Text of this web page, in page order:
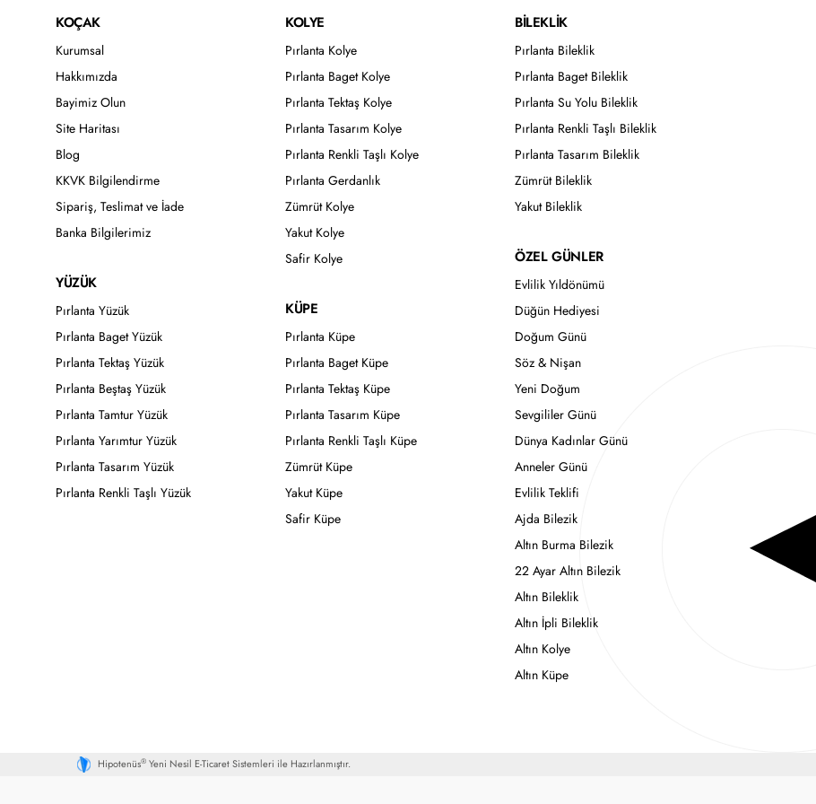
KOÇAK
Kurumsal
Hakkımızda
Bayimiz Olun
Site Haritası
Blog
KKVK Bilgilendirme
Sipariş, Teslimat ve İade
Banka Bilgilerimiz
YÜZÜK
Pırlanta Yüzük
Pırlanta Baget Yüzük
Pırlanta Tektaş Yüzük
Pırlanta Beştaş Yüzük
Pırlanta Tamtur Yüzük
Pırlanta Yarımtur Yüzük
Pırlanta Tasarım Yüzük
Pırlanta Renkli Taşlı Yüzük
KOLYE
Pırlanta Kolye
Pırlanta Baget Kolye
Pırlanta Tektaş Kolye
Pırlanta Tasarım Kolye
Pırlanta Renkli Taşlı Kolye
Pırlanta Gerdanlık
Zümrüt Kolye
Yakut Kolye
Safir Kolye
KÜPE
Pırlanta Küpe
Pırlanta Baget Küpe
Pırlanta Tektaş Küpe
Pırlanta Tasarım Küpe
Pırlanta Renkli Taşlı Küpe
Zümrüt Küpe
Yakut Küpe
Safir Küpe
BİLEKLİK
Pırlanta Bileklik
Pırlanta Baget Bileklik
Pırlanta Su Yolu Bileklik
Pırlanta Renkli Taşlı Bileklik
Pırlanta Tasarım Bileklik
Zümrüt Bileklik
Yakut Bileklik
ÖZEL GÜNLER
Evlilik Yıldönümü
Düğün Hediyesi
Doğum Günü
Söz & Nişan
Yeni Doğum
Sevgililer Günü
Dünya Kadınlar Günü
Anneler Günü
Evlilik Teklifi
Ajda Bilezik
Altın Burma Bilezik
22 Ayar Altın Bilezik
Altın Bileklik
Altın İpli Bileklik
Altın Kolye
Altın Küpe
Hipotenüs®Yeni Nesil E-Ticaret Sistemleri ile Hazırlanmıştır.